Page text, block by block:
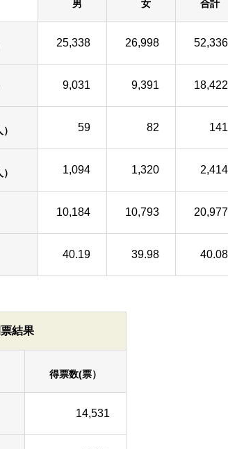
男 女 合計
25,338 26,998 52,336
9,031 9,391 18,422
59 82 141
1,094 1,320 2,414
10,184 10,793 20,977
40.19 39.98 40.08
結果
得票数(票）
14,531